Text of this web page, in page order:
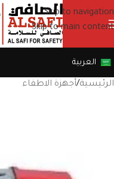
Skip to navigation
Skip to main content
العربية
الرئيسية/أجهزة الاطفاء